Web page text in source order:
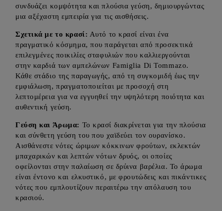
συνδυάζει κομψότητα και πλούσια γεύση, δημιουργώντας
μια αξέχαστη εμπειρία για τις αισθήσεις.
Σχετικά με το κρασί: Αυτό το κρασί είναι ένα
πραγματικό κόσμημα, που παράγεται από προσεκτικά
επιλεγμένες ποικιλίες σταφυλιών που καλλιεργούνται
στην καρδιά των αμπελώνων Famiglia Di Tommazo.
Κάθε στάδιο της παραγωγής, από τη συγκομιδή έως την
εμφιάλωση, πραγματοποιείται με προσοχή στη
λεπτομέρεια για να εγγυηθεί την υψηλότερη ποιότητα και
αυθεντική γεύση.
Γεύση και Άρωμα: Το κρασί διακρίνεται για την πλούσια
και σύνθετη γεύση του που χαϊδεύει τον ουρανίσκο.
Αισθάνεστε νότες ώριμων κόκκινων φρούτων, εκλεκτών
μπαχαρικών και λεπτών νότων δρυός, οι οποίες
οφείλονται στην παλαίωση σε δρύινα βαρέλια. Το άρωμα
είναι έντονο και ελκυστικό, με φρουτώδεις και πικάντικες
νότες που εμπλουτίζουν περαιτέρω την απόλαυση του
κρασιού.